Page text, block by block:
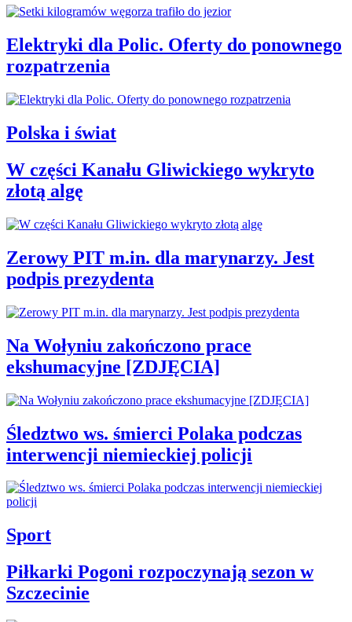
Elektryki dla Polic. Oferty do ponownego
rozpatrzenia
Polska i świat
W części Kanału Gliwickiego wykryto
złotą algę
Zerowy PIT m.in. dla marynarzy. Jest
podpis prezydenta
Na Wołyniu zakończono prace
ekshumacyjne [ZDJĘCIA]
Śledztwo ws. śmierci Polaka podczas
interwencji niemieckiej policji
Sport
Piłkarki Pogoni rozpoczynają sezon w
Szczecinie